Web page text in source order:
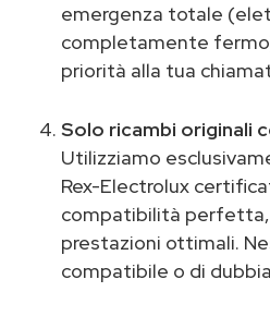
emergenza totale
completamente
priorità alla tua
Solo ricambi originali
Utilizziamo
Rex-Electrolux
compatibilità
prestazioni ottimali.
compatibile o di